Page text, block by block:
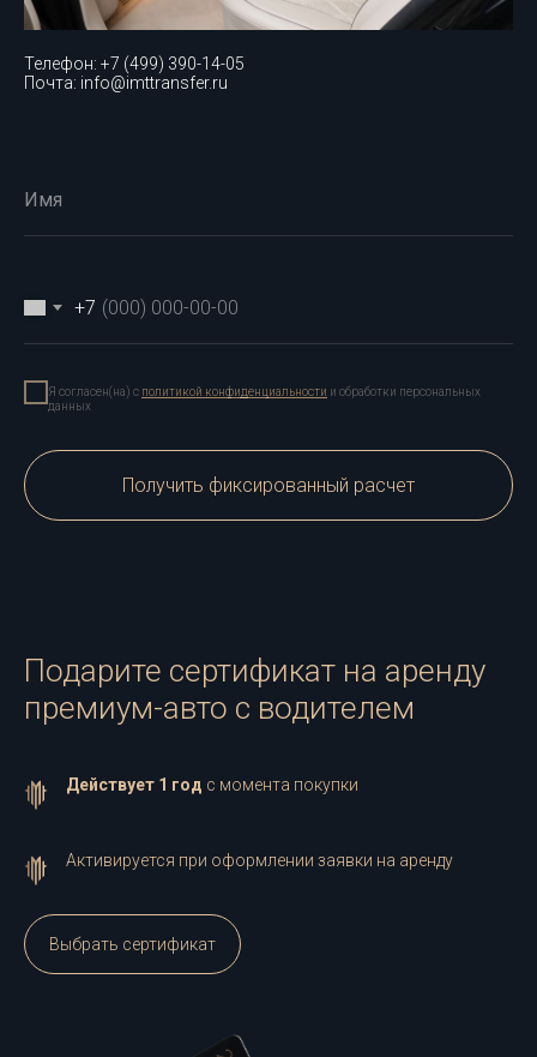
Телефон: +7 (499) 390-14-05
Почта: info@imttransfer.ru
Имя
+7
Я согласен(на) с политикой конфиденциальности и обработки персональных
данных
Получить фиксированный расчет
Подарите сертификат на аренду
премиум-авто с водителем
Действует 1 год с момента покупки
Активируется при оформлении заявки на аренду
Выбрать сертификат